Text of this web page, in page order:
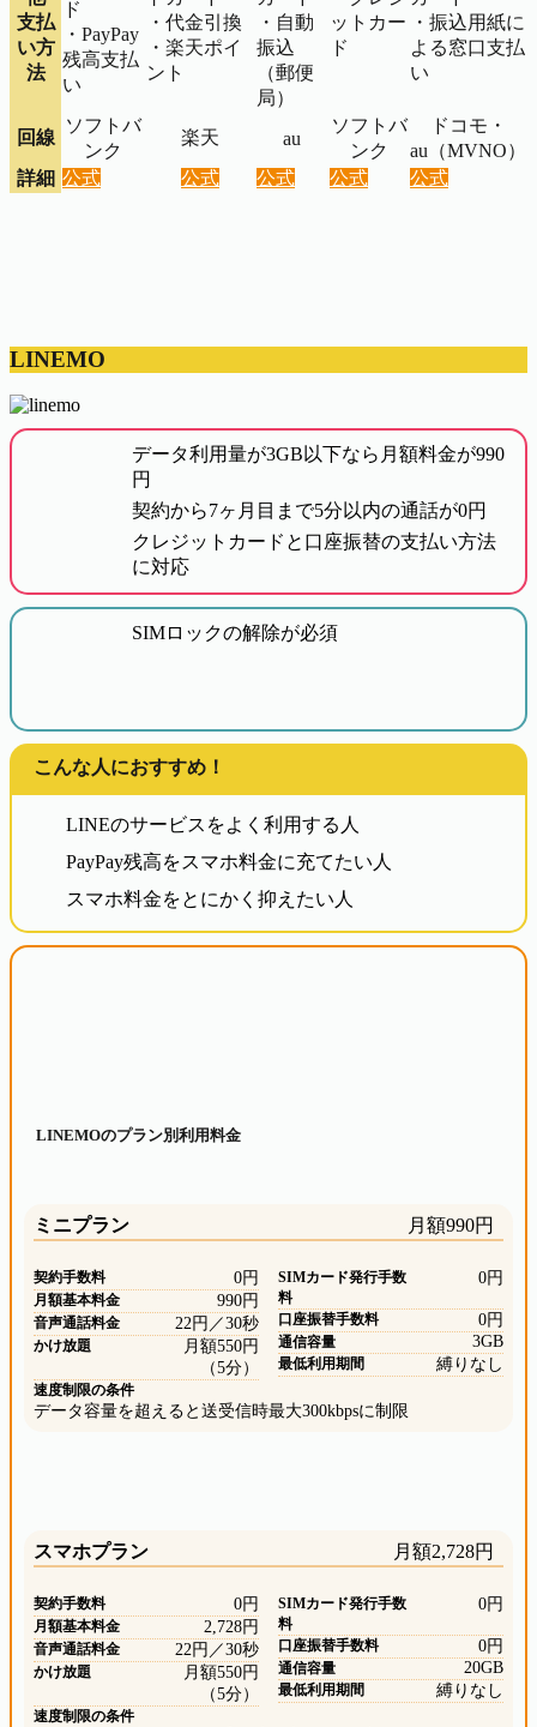
支払
い方
法
ド
・PayPay
残高支払
い
・代金引換
・楽天ポイ
ント
・自動
振込
（郵便
局）
ットカー
ド
・振込用紙に
よる窓口支払
い
回線
ソフトバ
ンク
楽天 au
ソフトバ
ンク
ドコモ・
au（MVNO）
詳細 公式 公式 公式 公式 公式
LINEMO
データ利用量が3GB以下なら月額料金が990
円
契約から7ヶ月目まで5分以内の通話が0円
クレジットカードと口座振替の支払い方法
に対応
SIMロックの解除が必須
こんな人におすすめ！
LINEのサービスをよく利用する人
PayPay残高をスマホ料金に充てたい人
スマホ料金をとにかく抑えたい人
LINEMOのプラン別利用料金
ミニプラン 月額990円
契約手数料 0円
月額基本料金 990円
音声通話料金 22円／30秒
かけ放題
月額550円
（5分）
SIMカード発行手数
料
0円
口座振替手数料 0円
通信容量 3GB
最低利用期間 縛りなし
速度制限の条件
データ容量を超えると送受信時最大300kbpsに制限
スマホプラン 月額2,728円
契約手数料 0円
月額基本料金 2,728円
音声通話料金 22円／30秒
かけ放題
月額550円
（5分）
SIMカード発行手数
料
0円
口座振替手数料 0円
通信容量 20GB
最低利用期間 縛りなし
速度制限の条件